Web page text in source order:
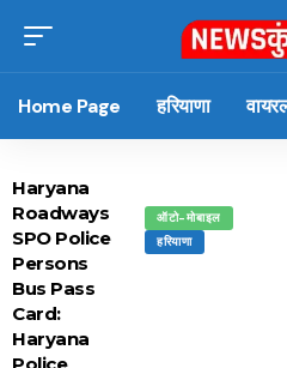
Home Page हरियाणा
ऑटो-मोबाइल
हरियाणा
Haryana
Roadways
SPO Police
Persons
Bus Pass
Card:
Haryana